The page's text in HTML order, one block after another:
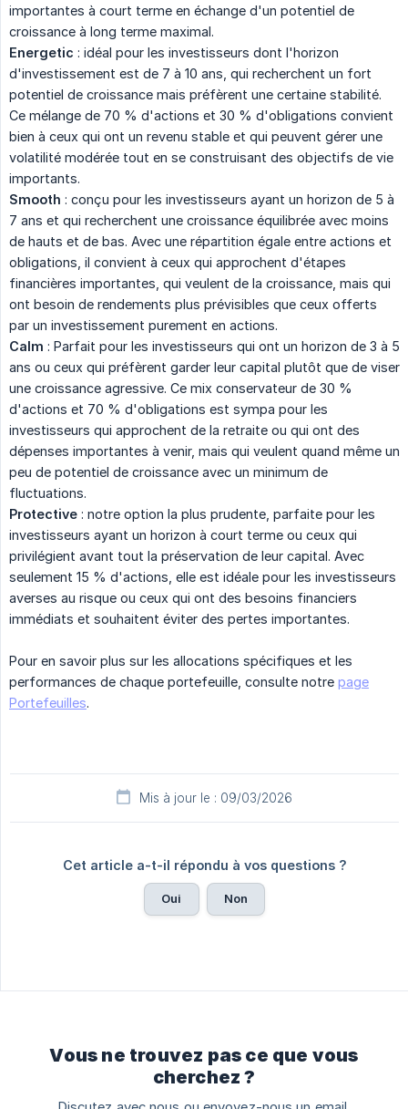
importantes à court terme en échange d'un potentiel de
croissance à long terme maximal.
Energetic : idéal pour les investisseurs dont l'horizon
d'investissement est de 7 à 10 ans, qui recherchent un fort
potentiel de croissance mais préfèrent une certaine stabilité.
Ce mélange de 70 % d'actions et 30 % d'obligations convient
bien à ceux qui ont un revenu stable et qui peuvent gérer une
volatilité modérée tout en se construisant des objectifs de vie
importants.
Smooth : conçu pour les investisseurs ayant un horizon de 5 à
7 ans et qui recherchent une croissance équilibrée avec moins
de hauts et de bas. Avec une répartition égale entre actions et
obligations, il convient à ceux qui approchent d'étapes
financières importantes, qui veulent de la croissance, mais qui
ont besoin de rendements plus prévisibles que ceux offerts
par un investissement purement en actions.
Calm : Parfait pour les investisseurs qui ont un horizon de 3 à 5
ans ou ceux qui préfèrent garder leur capital plutôt que de viser
une croissance agressive. Ce mix conservateur de 30 %
d'actions et 70 % d'obligations est sympa pour les
investisseurs qui approchent de la retraite ou qui ont des
dépenses importantes à venir, mais qui veulent quand même un
peu de potentiel de croissance avec un minimum de
fluctuations.
Protective : notre option la plus prudente, parfaite pour les
investisseurs ayant un horizon à court terme ou ceux qui
privilégient avant tout la préservation de leur capital. Avec
seulement 15 % d'actions, elle est idéale pour les investisseurs
averses au risque ou ceux qui ont des besoins financiers
immédiats et souhaitent éviter des pertes importantes.
Pour en savoir plus sur les allocations spécifiques et les
performances de chaque portefeuille, consulte notre page
Portefeuilles.
Mis à jour le : 09/03/2026
Cet article a-t-il répondu à vos questions ?
Oui Non
Vous ne trouvez pas ce que vous
cherchez ?